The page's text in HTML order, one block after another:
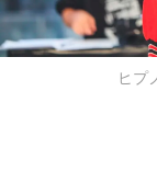
ヒプ